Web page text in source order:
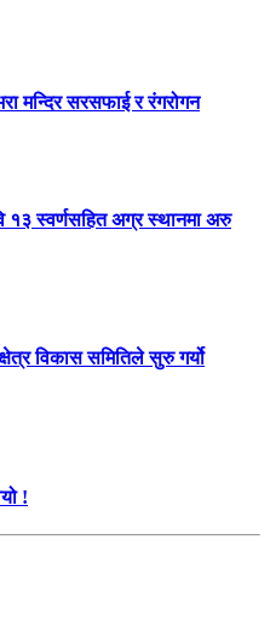
मन्दिर सरसफाई र रंगरोगन
१३ स्वर्णसहित अग्र स्थानमा अरु
विकास समितिले सुरु गर्यो
!